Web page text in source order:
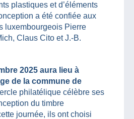
plastiques et d’éléments
a été confiée aux
luxembourgeois Pierre
Claus Cito et J.-B.
2025 aura lieu à
de la commune de
philatélique célèbre ses
du timbre
journée, ils ont choisi